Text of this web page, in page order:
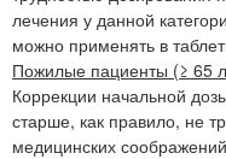
лечения у данной
можно применять в
Пожилые пациенты (≥ 65
Коррекции начальной
старше, как правило, не
медицинских